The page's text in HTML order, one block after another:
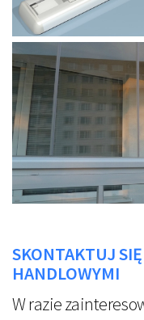
SKONTAKTUJ
HANDLOWYMI
W razie